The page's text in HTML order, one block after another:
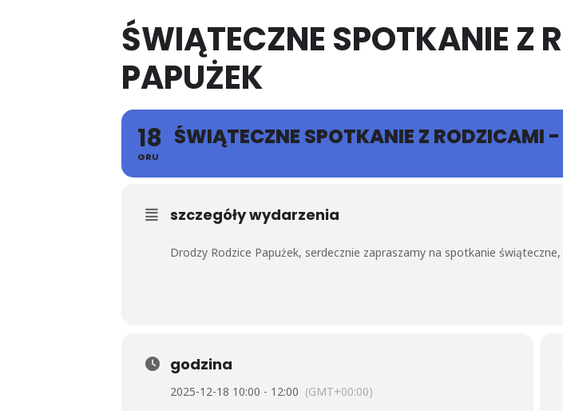
ŚWIĄTECZNE SPOTKANIE Z
PAPUŻEK
18
GRU
ŚWIĄTECZNE SPOTKANIE Z RODZICAMI
szczegóły wydarzenia
Drodzy Rodzice Papużek, serdecznie zapraszamy na spotkanie
godzina
2025-12-18 10:00 - 12:00 (GMT+00:00)